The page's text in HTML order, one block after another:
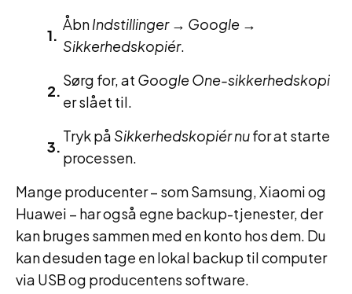
ÅbnIndstillinger→ Google →
Sikkerhedskopiér.
Sørg for, at Google One-sikkerhedskopi
er slået til.
Tryk på Sikkerhedskopiér nufor at starte
processen.
Mange producenter – som Samsung, Xiaomi og
Huawei – har også egne backup-tjenester, der
kan bruges sammen med en konto hos dem. Du
kan desuden tage en lokal backup til computer
via USB og producentens software.